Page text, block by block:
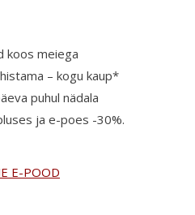
koos meiega
– kogu kaup*
puhul nädala
ja e-poes -30%.
E-POOD